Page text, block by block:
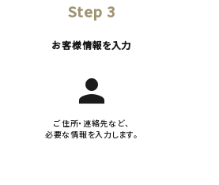
Step 3
お客様情報を入力
person
ご住所・連絡先など、
必要な情報を入力します。